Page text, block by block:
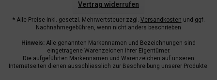
Vertrag widerrufen
* Alle Preise inkl. gesetzl. Mehrwertsteuer zzgl. Versandkosten und ggf.
Nachnahmegebühren, wenn nicht anders beschrieben
Hinweis: Alle genannten Markennamen und Bezeichnungen sind
eingetragene Warenzeichen ihrer Eigentümer.
Die aufgeführten Markennamen und Warenzeichen auf unseren
Internetseiten dienen ausschliesslich zur Beschreibung unserer Produkte.